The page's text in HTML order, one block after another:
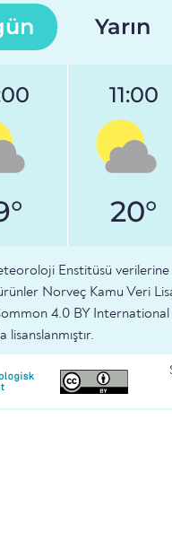
Yarın
11:00
20°
Enstitüsü verilerine
Norveç Kamu Veri
4.0 BY International
lisanslanmıştır.